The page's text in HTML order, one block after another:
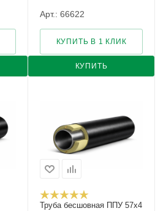
Арт.: 66622
КУПИТЬ
КУПИТЬ В 1 КЛИК
Труба бесшовная ППУ 57х4